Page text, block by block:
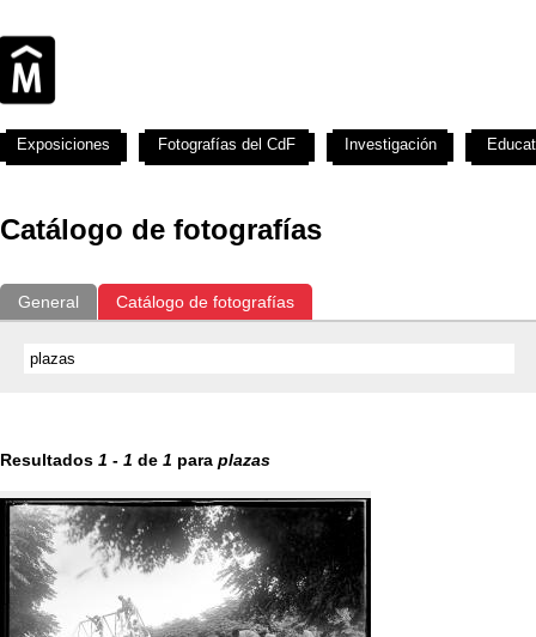
Catálogo de fotografías
General Catálogo de fotografías
Resultados 1 - 1 de 1 para plazas
Exposiciones Fotografías del CdF Investigación